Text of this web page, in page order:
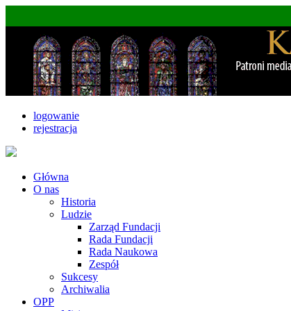
logowanie
rejestracja
Główna
O nas
Historia
Ludzie
Zarząd Fundacji
Rada Fundacji
Rada Naukowa
Zespół
Sukcesy
Archiwalia
OPP